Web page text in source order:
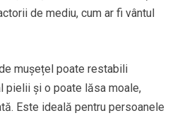
de mediu, cum ar fi vântul
mușețel poate restabili
pielii și o poate lăsa moale,
Este ideală pentru persoanele